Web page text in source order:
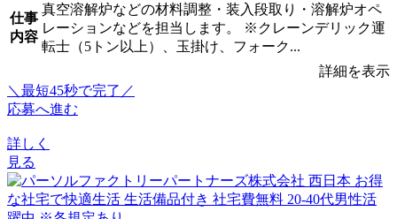
仕事
内容
真空溶解炉などの材料調整・装入段取り・溶解炉オペ
レーションなどを担当します。 ※クレーンデリック運
転士（5トン以上）、玉掛け、フォーク...
詳細を表示
＼最短45秒で完了／
応募へ進む
詳しく
見る